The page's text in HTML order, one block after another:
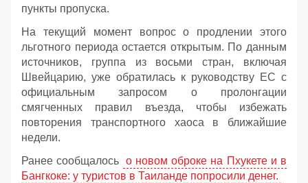
пункты пропуска.
На текущий момент вопрос о продлении этого
льготного периода остается открытым. По данным
источников, группа из восьми стран, включая
Швейцарию, уже обратилась к руководству ЕС с
официальным запросом о пролонгации
смягченных правил въезда, чтобы избежать
повторения транспортного хаоса в ближайшие
недели.
Ранее сообщалось о новом оброке на Пхукете и в
Бангкоке: у туристов в Таиланде попросили денег.